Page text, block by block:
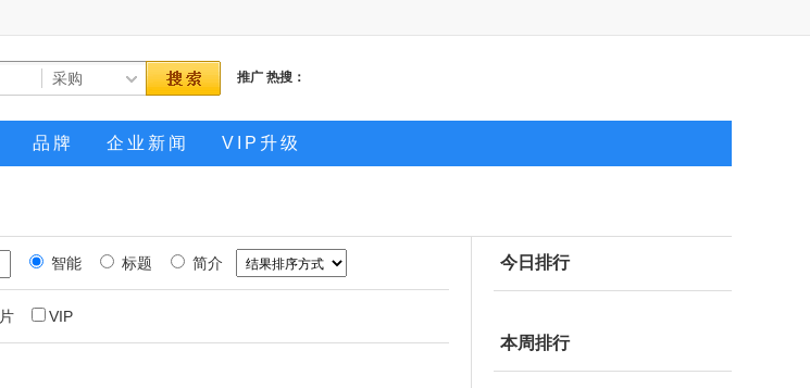
推广 热搜：
品牌 企业新闻 VIP升级
智能 标题 简介
VIP
今日排行
本周排行